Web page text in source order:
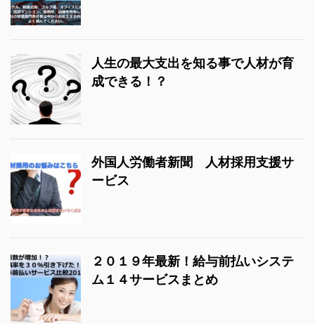
人生の最大支出を知る事で人材が育
成できる！？
外国人労働者新聞 人材採用支援サ
ービス
２０１９年最新！給与前払いシステ
ム１４サービスまとめ